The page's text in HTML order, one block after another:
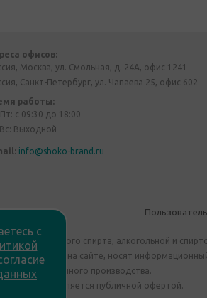
офисов:
Москва, ул. Смольная, д. 24А, офис 1241
Санкт-Петербург, ул. Чапаева 25, офис 602
работы:
с 09:30 до 18:00
Выходной
info@shoko-brand.ru
этилового спирта, алкогольной и
на сайте, носят
собственного производства.
сайте не является публичной офертой.
с